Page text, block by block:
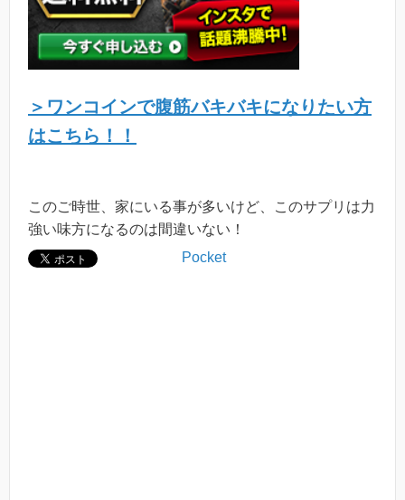
＞ワンコインで腹筋バキバキになりたい方
はこちら！！
このご時世、家にいる事が多いけど、このサプリは力
強い味方になるのは間違いない！
Pocket